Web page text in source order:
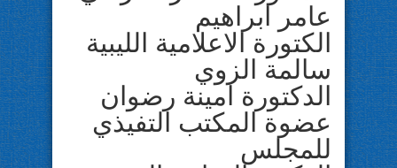
عامر ابراهيم
الكتورة الاعلامية الليبية
سالمة الزوي
الدكتورة امينة رضوان
عضوة المكتب التفيذي
للمجلس